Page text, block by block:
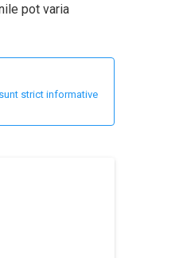
pot varia
strict informative